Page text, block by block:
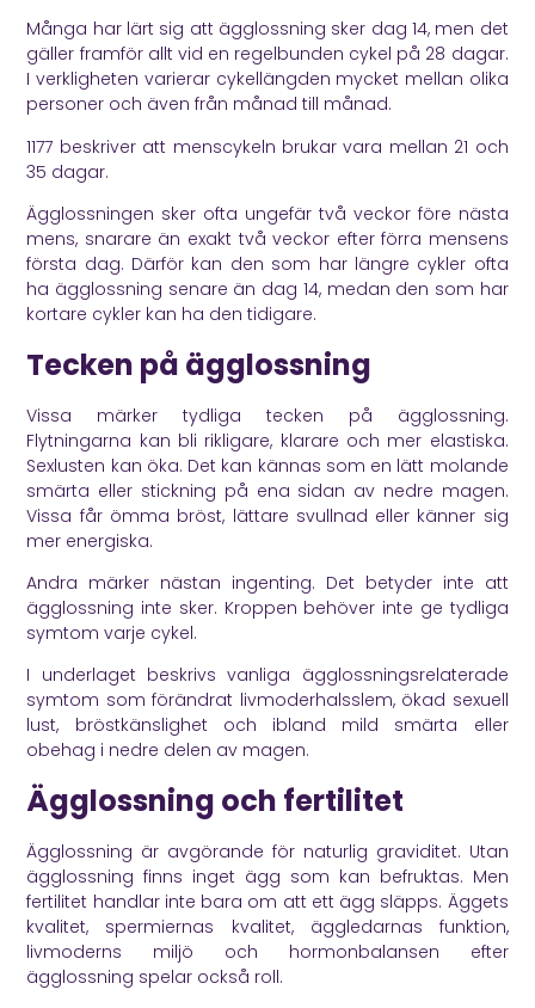
Många har lärt sig att ägglossning sker dag 14, men det
gäller framför allt vid en regelbunden cykel på 28 dagar.
I verkligheten varierar cykellängden mycket mellan olika
personer och även från månad till månad.
1177 beskriver att menscykeln brukar vara mellan 21 och
35 dagar.
Ägglossningen sker ofta ungefär två veckor före nästa
mens, snarare än exakt två veckor efter förra mensens
första dag. Därför kan den som har längre cykler ofta
ha ägglossning senare än dag 14, medan den som har
kortare cykler kan ha den tidigare.
Tecken på ägglossning
Vissa märker tydliga tecken på ägglossning.
Flytningarna kan bli rikligare, klarare och mer elastiska.
Sexlusten kan öka. Det kan kännas som en lätt molande
smärta eller stickning på ena sidan av nedre magen.
Vissa får ömma bröst, lättare svullnad eller känner sig
mer energiska.
Andra märker nästan ingenting. Det betyder inte att
ägglossning inte sker. Kroppen behöver inte ge tydliga
symtom varje cykel.
I underlaget beskrivs vanliga ägglossningsrelaterade
symtom som förändrat livmoderhalsslem, ökad sexuell
lust, bröstkänslighet och ibland mild smärta eller
obehag i nedre delen av magen.
Ägglossning och fertilitet
Ägglossning är avgörande för naturlig graviditet. Utan
ägglossning finns inget ägg som kan befruktas. Men
fertilitet handlar inte bara om att ett ägg släpps. Äggets
kvalitet, spermiernas kvalitet, äggledarnas funktion,
livmoderns miljö och hormonbalansen efter
ägglossning spelar också roll.